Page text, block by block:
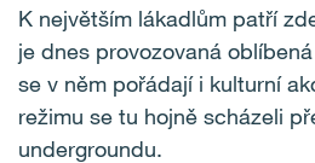
K největším lákadlům patří
je dnes provozovaná
se v něm pořádají i kulturní
režimu se tu hojně scházeli
undergroundu.